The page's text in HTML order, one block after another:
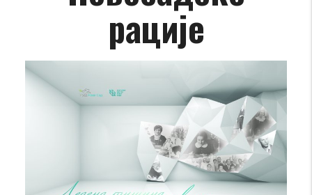
рације